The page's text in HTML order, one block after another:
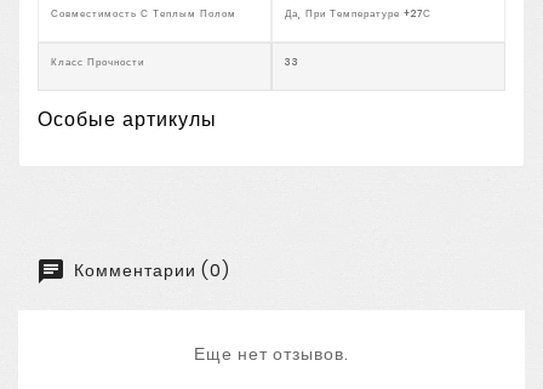
Совместимость С Теплым Полом Да, При Температуре +27С
Класс Прочности 33
Особые артикулы
Комментарии (0)
Еще нет отзывов.